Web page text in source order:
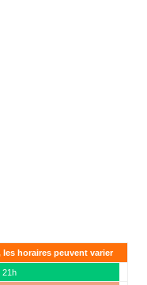
horaires peuvent varier
21h